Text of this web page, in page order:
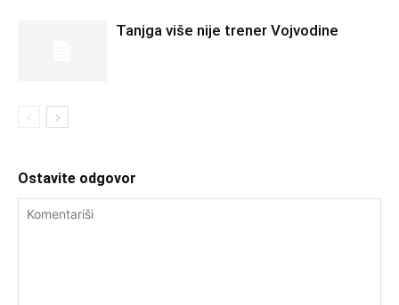
Tanjga više nije trener Vojvodine
Ostavite odgovor